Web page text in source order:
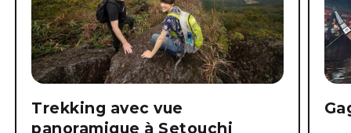
Trekking avec vue
panoramique à Setouchi